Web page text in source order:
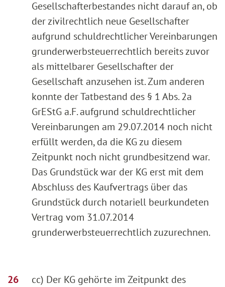
Gesellschafterbestandes nicht darauf an, ob
der zivilrechtlich neue Gesellschafter
aufgrund schuldrechtlicher Vereinbarungen
grunderwerbsteuerrechtlich bereits zuvor
als mittelbarer Gesellschafter der
Gesellschaft anzusehen ist. Zum anderen
konnte der Tatbestand des § 1 Abs. 2a
GrEStG a.F. aufgrund schuldrechtlicher
Vereinbarungen am 29.07.2014 noch nicht
erfüllt werden, da die KG zu diesem
Zeitpunkt noch nicht grundbesitzend war.
Das Grundstück war der KG erst mit dem
Abschluss des Kaufvertrags über das
Grundstück durch notariell beurkundeten
Vertrag vom 31.07.2014
grunderwerbsteuerrechtlich zuzurechnen.
cc) Der KG gehörte im Zeitpunkt des